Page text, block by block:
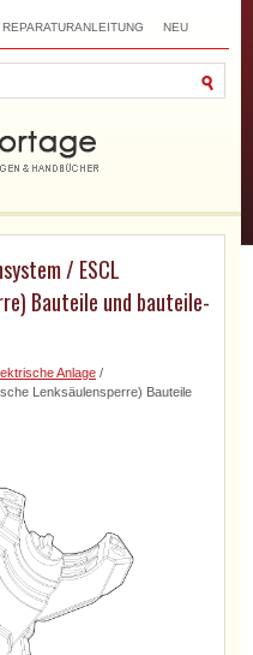
REPARATURANLEITUNG NEU
/ ESCL
Bauteile und bauteile-
Anlage /
Lenksäulensperre) Bauteile